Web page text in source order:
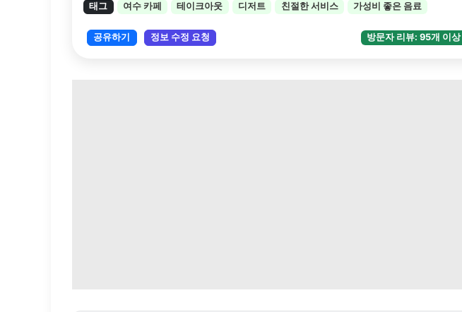
태그 여수 카페 테이크아웃 디저트 친절한 서비스 가성비 좋은 음료
방문자 리뷰: 95개 이상
공유하기 정보 수정 요청